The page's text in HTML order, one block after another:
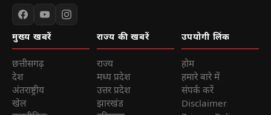
मुख्य खबरें
छत्तीसगढ़
देश
अंतराष्ट्रीय
खेल
राज्य की खबरें
राज्य
मध्य प्रदेश
उत्तर प्रदेश
झारखंड
उपयोगी लिंक
होम
हमारे बारे में
संपर्क करें
Disclaimer